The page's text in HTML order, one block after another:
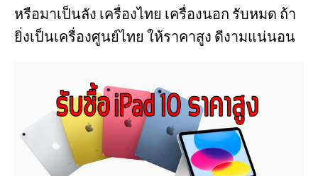
หรือมาเป็นลัง เครื่องไทย เครื่องนอก รับหมด ถ้า
ยิ่งเป็นเครื่องศูนย์ไทย ให้ราคาสูง ดีงามแน่นอน